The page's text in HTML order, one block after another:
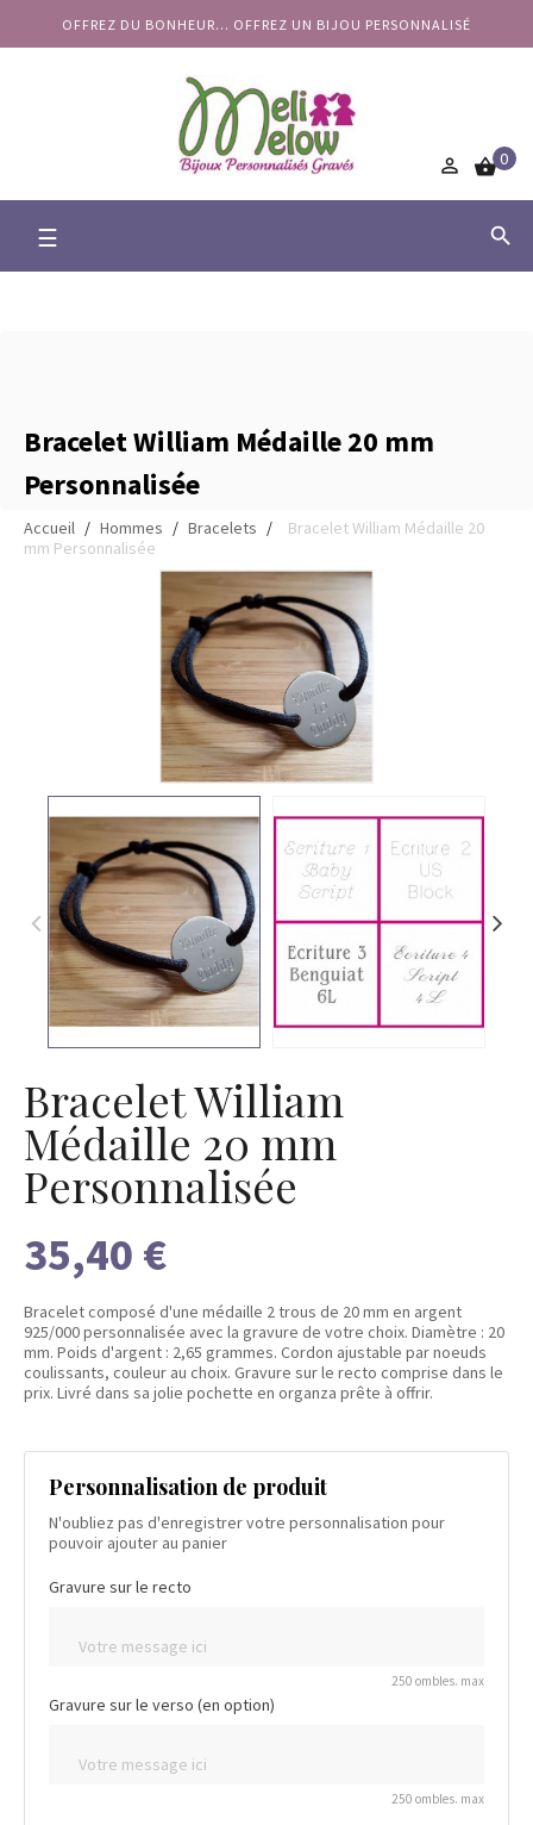
OFFREZ DU BONHEUR... OFFREZ UN BIJOU PERSONNALISÉ
 0
Basculer
☰ 
Bracelet William Médaille 20 mm
Personnalisée
Accueil Hommes Bracelets
Bracelet William Médaille 20
mm Personnalisée
Bracelet William
Médaille 20 mm
Personnalisée
35,40 €
Bracelet composé d'une médaille 2 trous de 20 mm en argent
925/000 personnalisée avec la gravure de votre choix. Diamètre : 20
mm. Poids d'argent : 2,65 grammes. Cordon ajustable par noeuds
coulissants, couleur au choix. Gravure sur le recto comprise dans le
prix. Livré dans sa jolie pochette en organza prête à offrir.
Personnalisation de produit
N'oubliez pas d'enregistrer votre personnalisation pour
pouvoir ajouter au panier
Gravure sur le recto
250 ombles. max
Gravure sur le verso (en option)
250 ombles. max